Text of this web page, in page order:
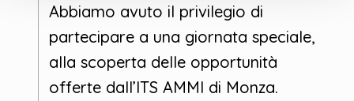
Abbiamo avuto il privilegio di
partecipare a una giornata speciale,
alla scoperta delle opportunità
offerte dall’ITS AMMI di Monza.